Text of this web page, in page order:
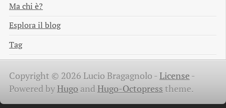
Ma chi è?
Esplora il blog
Tag
Copyright © 2026 Lucio Bragagnolo -License -
Powered byHugo and Hugo-Octopress theme.